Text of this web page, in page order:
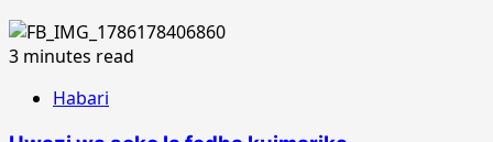
3 minutes read
Habari